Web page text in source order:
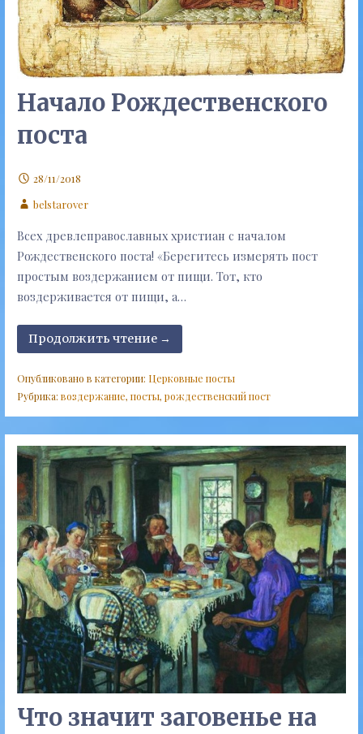
Начало Рождественского
поста
28/11/2018
belstarover
Всех древлеправославных христиан с началом
Рождественского поста! «Берегитесь измерять пост
простым воздержанием от пищи. Тот, кто
воздерживается от пищи, а…
Продолжить чтение →
Опубликовано в категории: Церковные посты
Рубрика: воздержание, посты, рождественский пост
Что значит заговенье на